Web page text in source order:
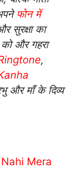
फोन में
सुरक्षा का
और गहरा
,
और माँ के दिव्य
Nahi Mera